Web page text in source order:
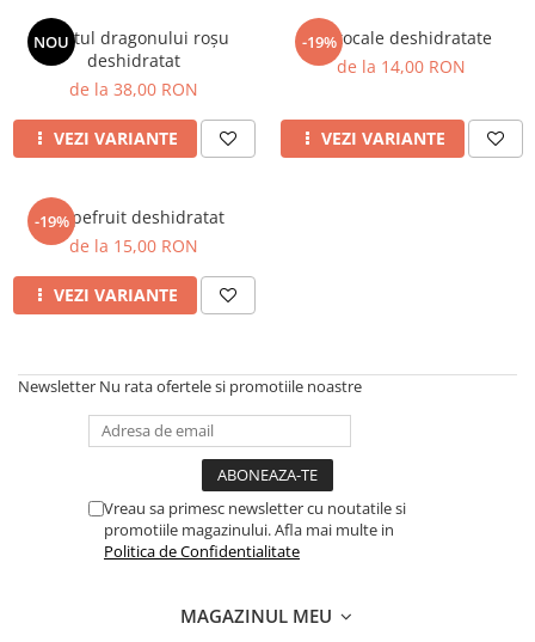
NOU
Fructul dragonului roșu
deshidratat
de la 38,00 RON
VEZI VARIANTE
-19%
Portocale deshidratate
de la 14,00 RON
VEZI VARIANTE
-19%
Grapefruit deshidratat
de la 15,00 RON
VEZI VARIANTE
Newsletter Nu rata ofertele si promotiile noastre
Vreau sa primesc newsletter cu noutatile si
promotiile magazinului. Afla mai multe in
Politica de Confidentialitate
MAGAZINUL MEU